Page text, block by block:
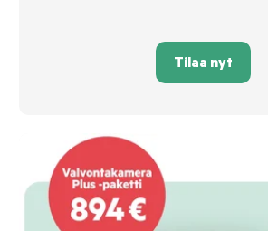
Tilaa nyt